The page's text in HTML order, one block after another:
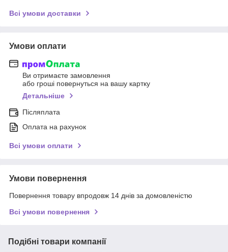
Всі умови доставки
Умови оплати
Ви отримаєте замовлення
або гроші повернуться на вашу картку
Детальніше
Післяплата
Оплата на рахунок
Всі умови оплати
Умови повернення
Повернення товару впродовж 14 днів за домовленістю
Всі умови повернення
Подібні товари компанії